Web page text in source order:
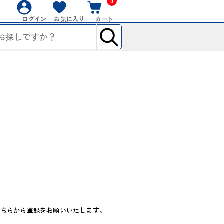
ログイン お気に入り カート
らから登録をお願いいたします。